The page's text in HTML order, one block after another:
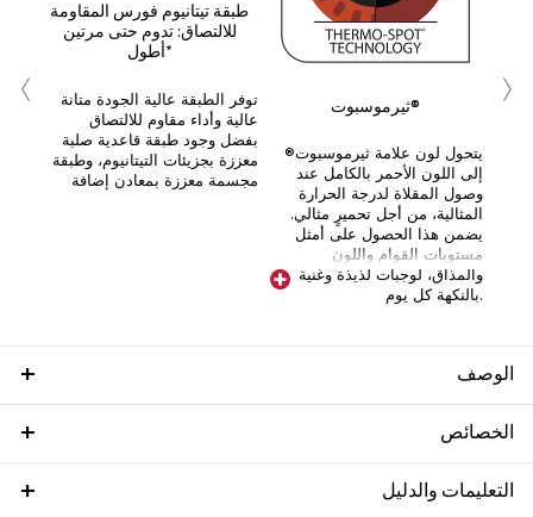
طبقة تيتانيوم فورس المقاومة
للالتصاق: تدوم حتى مرتين
أطول*
توفر الطبقة عالية الجودة متانة
عالية وأداء مقاوم للالتصاق
بفضل وجود طبقة قاعدية صلبة
معززة بجزيئات التيتانيوم، وطبقة
مجسمة معززة بمعادن إضافة
ثيرموسبوت®
يتحول لون علامة ثيرموسبوت®
إلى اللون الأحمر بالكامل عند
وصول المقلاة لدرجة الحرارة
المثالية، من أجل تحميرٍ مثالي.
يضمن هذا الحصول على أمثل
مستويات القوام واللون
والمذاق، لوجبات لذيذة وغنية
بالنكهة كل يوم.
‹ ›
الوصف
الخصائص
التعليمات والدليل